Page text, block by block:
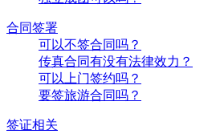
合同签署
可以不签合同吗？
传真合同有没有法律效力？
可以上门签约吗？
要签旅游合同吗？
签证相关